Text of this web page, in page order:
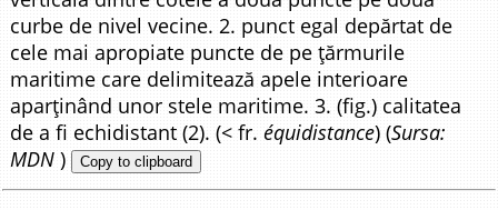
curbe de nivel vecine. 2. punct egal depărtat de
cele mai apropiate puncte de pe țărmurile
maritime care delimitează apele interioare
aparținând unor stele maritime. 3. (fig.) calitatea
de a fi echidistant (2). (< fr.équidistance) (Sursa:
MDN ) Copy to clipboard